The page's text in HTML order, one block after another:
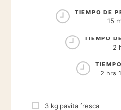
TIEMPO DE
15
TIEMPO
2
2 hrs
3 kg pavita fresca